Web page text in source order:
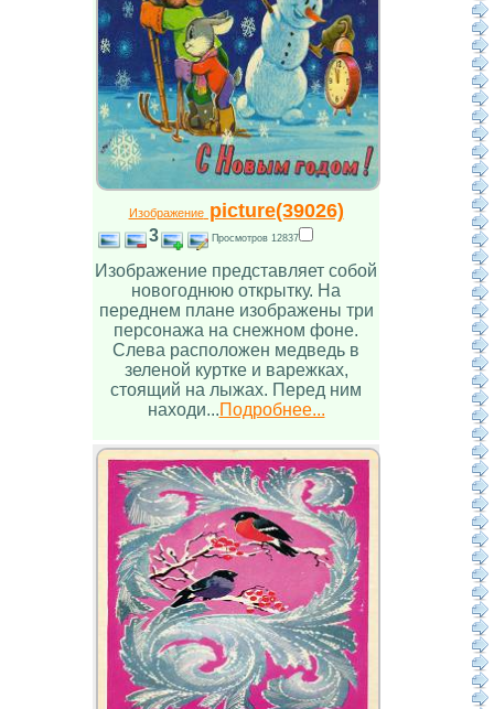
Изображениеpicture(39026)
3 Просмотров 12837
Изображение представляет собой
новогоднюю открытку. На
переднем плане изображены три
персонажа на снежном фоне.
Слева расположен медведь в
зеленой куртке и варежках,
стоящий на лыжах. Перед ним
находи...Подробнее...